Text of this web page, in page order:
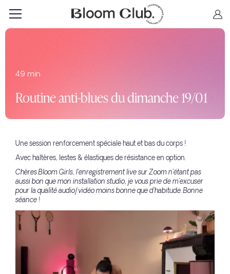
49 min
Routine anti-blues du dimanche 19/01
Une session renforcement spéciale haut et bas du corps !
Avec haltères, lestes & élastiques de résistance en option.
Chères Bloom Girls, l'enregistrement live sur Zoom n'étant pas
aussi bon que mon installation studio, je vous prie de m'excuser
pour la qualité audio/vidéo moins bonne que d'habitude. Bonne
séance !